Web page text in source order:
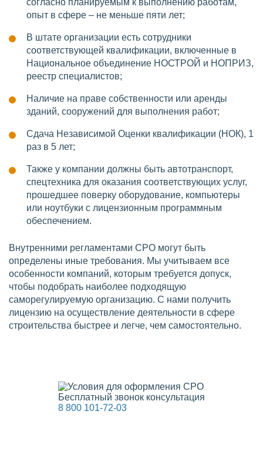
Бесплатный звонок консультация
8 800 101-72-03
согласно планируемым к выполнению работам,
опыт в сфере – не меньше пяти лет;
В штате организации есть сотрудники
соответствующей квалификации, включенные в
Национальное объединение НОСТРОЙ и НОПРИЗ,
реестр специалистов;
Наличие на праве собственности или аренды
зданий, сооружений для выполнения работ;
Сдача Независимой Оценки квалификации (НОК), 1
раз в 5 лет;
Также у компании должны быть автотранспорт,
спецтехника для оказания соответствующих услуг,
прошедшее поверку оборудование, компьютеры
или ноутбуки с лицензионным программным
обеспечением.
Внутренними регламентами СРО могут быть
определены иные требования. Мы учитываем все
особенности компаний, которым требуется допуск,
чтобы подобрать наиболее подходящую
саморегулируемую организацию. С нами получить
лицензию на осуществление деятельности в сфере
строительства быстрее и легче, чем самостоятельно.